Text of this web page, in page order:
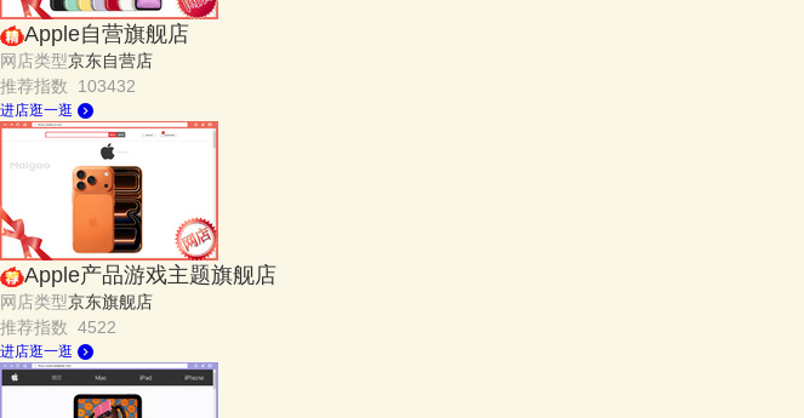
Apple自营旗舰店
网店类型京东自营店
推荐指数 103432
进店逛一逛
Apple产品游戏主题旗舰店
网店类型京东旗舰店
推荐指数 4522
进店逛一逛